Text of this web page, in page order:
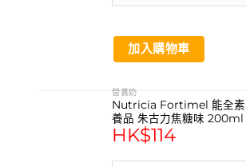
加入購物車
營養奶
Nutricia Fortimel 能全素
養品 朱古力焦糖味
HK$114